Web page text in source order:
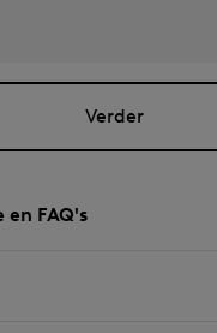
FAQ's
Verder